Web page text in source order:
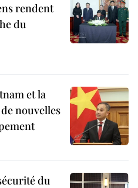
rendent
du
et la
nouvelles
du